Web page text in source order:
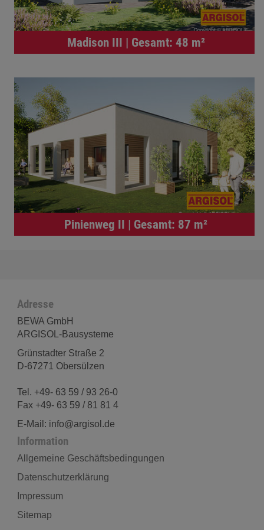
Madison III | Gesamt: 48 m²
Pinienweg II | Gesamt: 87 m²
Adresse
BEWA GmbH
ARGISOL-Bausysteme
Grünstadter Straße 2
D-67271 Obersülzen
Tel. +49- 63 59 / 93 26-0
Fax +49- 63 59 / 81 81 4
E-Mail: info@argisol.de
Information
Allgemeine Geschäftsbedingungen
Datenschutzerklärung
Impressum
Sitemap